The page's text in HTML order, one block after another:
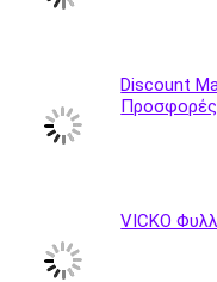
Discount
VICKO